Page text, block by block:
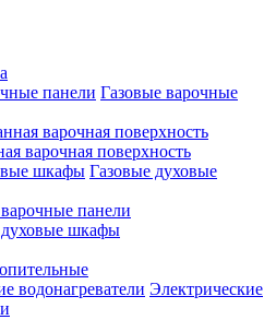
Газовые варочные
варочная поверхность
Газовые духовые
панели
духовые шкафы
Электрические